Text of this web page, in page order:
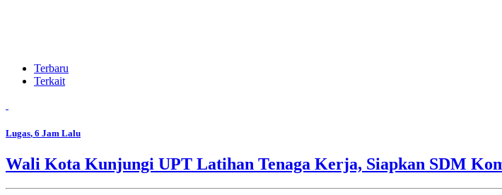
Terbaru
Terkait
Lugas, 6 Jam Lalu
Wali Kota Kunjungi UPT Latihan Tenaga Kerja, Siapkan SDM